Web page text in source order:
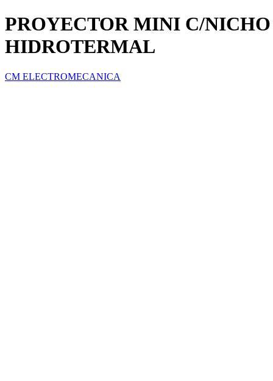
PROYECTOR MINI C/
HIDROTERMAL
CM ELECTROMECANICA